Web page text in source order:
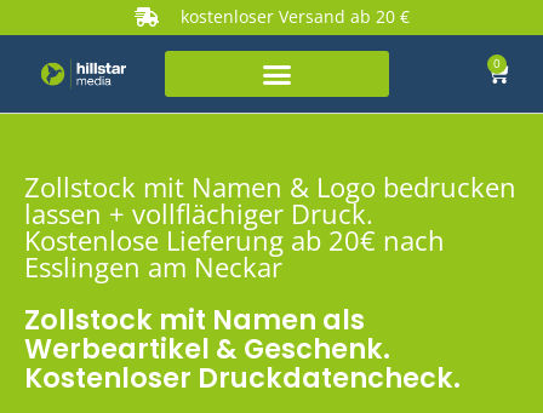
kostenloser Versand ab 20 €
0
Zollstock mit Namen & Logo bedrucken
lassen + vollflächiger Druck.
Kostenlose Lieferung ab 20€ nach
Esslingen am Neckar
Zollstock mit Namen als
Werbeartikel & Geschenk.
Kostenloser Druckdatencheck.